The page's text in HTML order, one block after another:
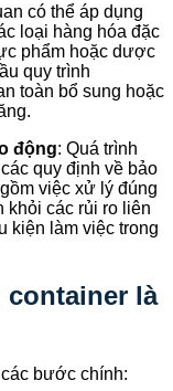
có thể áp dụng
loại hàng hóa đặc
phẩm hoặc dược
quy trình
toàn bổ sung hoặc
động: Quá trình
quy định về bảo
việc xử lý đúng
khỏi các rủi ro liên
kiện làm việc trong
container là
bước chính: